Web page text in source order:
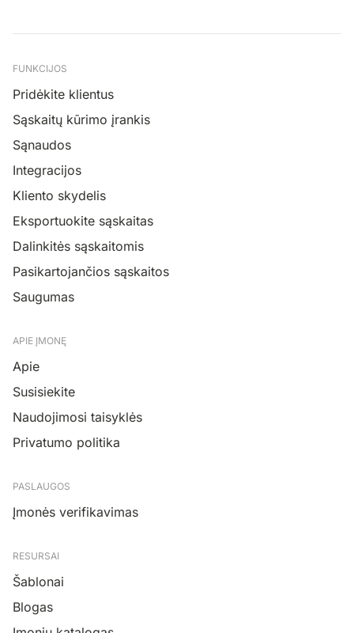
FUNKCIJOS
Pridėkite klientus
Sąskaitų kūrimo įrankis
Sąnaudos
Integracijos
Kliento skydelis
Eksportuokite sąskaitas
Dalinkitės sąskaitomis
Pasikartojančios sąskaitos
Saugumas
APIE ĮMONĘ
Apie
Susisiekite
Naudojimosi taisyklės
Privatumo politika
PASLAUGOS
Įmonės verifikavimas
RESURSAI
Šablonai
Blogas